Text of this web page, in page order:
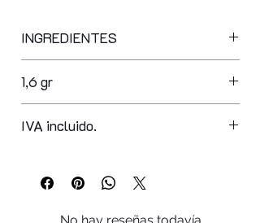
INGREDIENTES
synthetic wax, hydrogenated
microcrystalline wax, caprylic/capric
triglyceride, myristyl myristate,
octyldodecanol, glyceryl ricinoleate,
vp/hexadecene copolymer, synthetic
beeswax, hydrogenated cottonseed oil,
1,6 gr
IVA incluido.